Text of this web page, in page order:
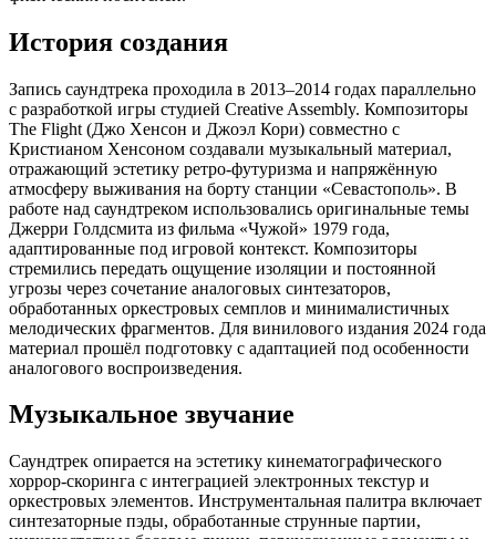
История создания
Запись саундтрека проходила в 2013–2014 годах параллельно
с разработкой игры студией Creative Assembly. Композиторы
The Flight (Джо Хенсон и Джоэл Кори) совместно с
Кристианом Хенсоном создавали музыкальный материал,
отражающий эстетику ретро-футуризма и напряжённую
атмосферу выживания на борту станции «Севастополь». В
работе над саундтреком использовались оригинальные темы
Джерри Голдсмита из фильма «Чужой» 1979 года,
адаптированные под игровой контекст. Композиторы
стремились передать ощущение изоляции и постоянной
угрозы через сочетание аналоговых синтезаторов,
обработанных оркестровых семплов и минималистичных
мелодических фрагментов. Для винилового издания 2024 года
материал прошёл подготовку с адаптацией под особенности
аналогового воспроизведения.
Музыкальное звучание
Саундтрек опирается на эстетику кинематографического
хоррор-скоринга с интеграцией электронных текстур и
оркестровых элементов. Инструментальная палитра включает
синтезаторные пэды, обработанные струнные партии,